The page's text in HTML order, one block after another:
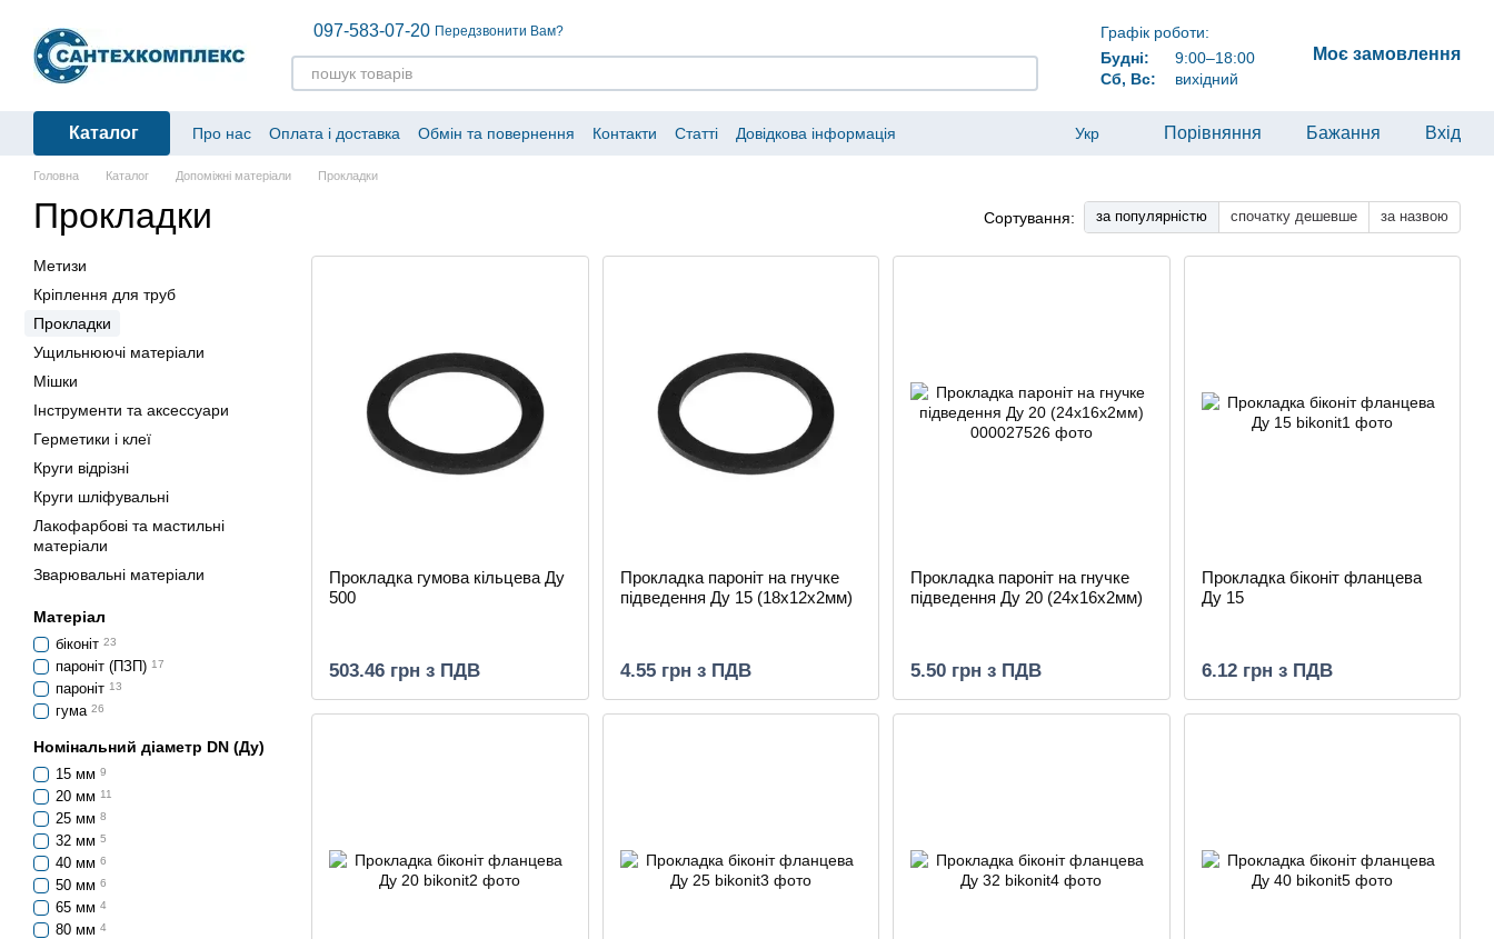
097-583-07-20 Передзвонити Вам?
Графік роботи:
Будні:
9:00–18:00
Сб, Вс:
вихідний
Моє замовлення
Каталог Про нас Оплата і доставка Обмін та повернення Контакти Статті Довідкова інформація Укр Порівняння Бажання Вхід
Головна Каталог Допоміжні матеріали Прокладки
Прокладки Сортування: за популярністю спочатку дешевше за назвою
Прокладка гумова кільцева Ду
500
503.46 грн з ПДВ
Прокладка пароніт на гнучке
підведення Ду 15 (18х12х2мм)
4.55 грн з ПДВ
Прокладка пароніт на гнучке
підведення Ду 20 (24х16х2мм)
5.50 грн з ПДВ
Прокладка біконіт фланцева
Ду 15
6.12 грн з ПДВ
Метизи
Кріплення для труб
Прокладки
Ущильнюючі матеріали
Мішки
Інструменти та аксессуари
Герметики і клеї
Круги відрізні
Круги шліфувальні
Лакофарбові та мастильні
матеріали
Зварювальні матеріали
Матеріал
біконіт 23
пароніт (ПЗП) 17
пароніт 13
гума 26
Номінальний діаметр DN (Ду)
15 мм 9
20 мм 11
25 мм 8
32 мм 5
40 мм 6
50 мм 6
65 мм 4
80 мм 4